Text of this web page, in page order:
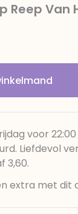
Reep Van
voor
Liefdevol
3,60.
extra met dit